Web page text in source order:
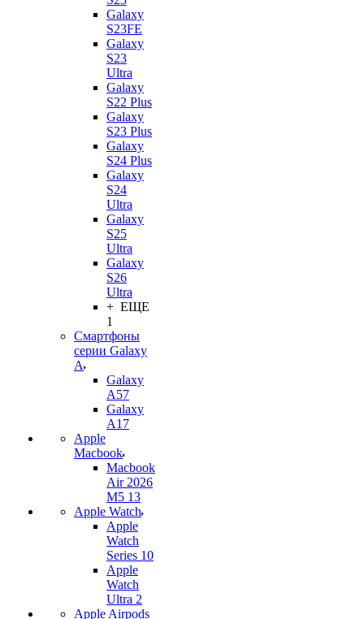
Galaxy
S23FE
Galaxy
S23
Ultra
Galaxy
S22 Plus
Galaxy
S23 Plus
Galaxy
S24 Plus
Galaxy
S24
Ultra
Galaxy
S25
Ultra
Galaxy
S26
Ultra
+ ЕЩЕ
1
Смартфоны
серии Galaxy
A
Galaxy
A57
Galaxy
A17
Apple
Macbook
Macbook
Air 2026
M5 13
Apple Watch
Apple
Watch
Series 10
Apple
Watch
Ultra 2
Apple Airpods